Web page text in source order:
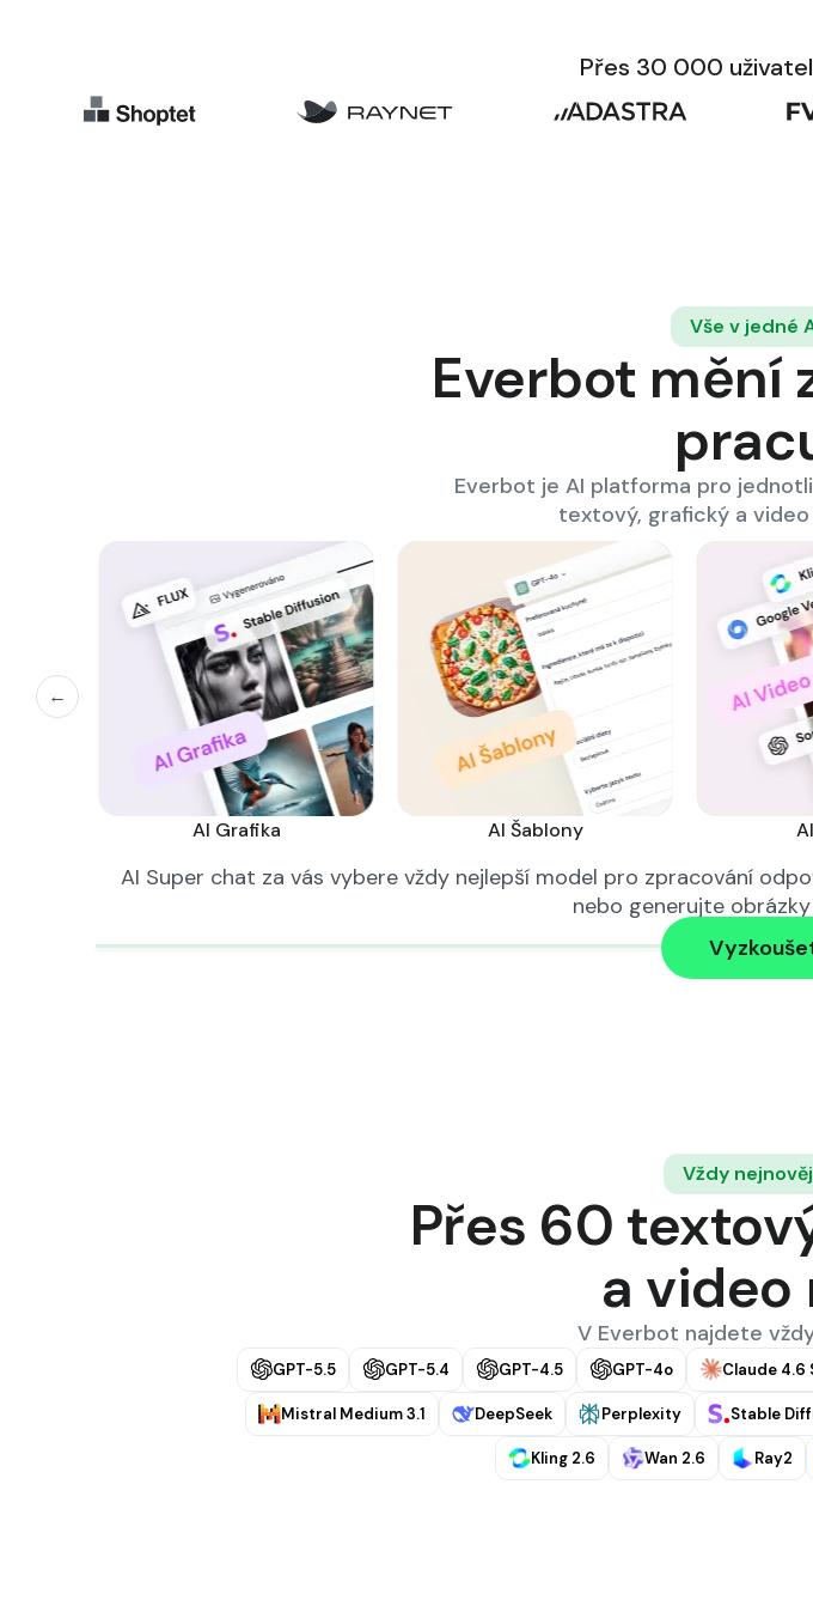
Přes 30 000
Vše v jedné
Everbot mění
Everbot je AI platforma pro
textový, grafický a
←
AI Grafika AI Šablony
AI Super chat za vás vybere vždy nejlepší model pro zpracování
nebo generujte
Vždy
Přes 60
a video
V Everbot najdete
GPT-5.5 GPT-5.4 GPT-4.5 GPT-4o Claude 4.6
Mistral Medium 3.1 DeepSeek Perplexity Stable
Kling 2.6 Wan 2.6 Ray2